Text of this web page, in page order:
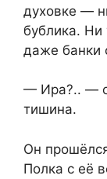
духовке —
бублика. Ни
даже банки
— Ира?.. —
тишина.
Он
Полка с её